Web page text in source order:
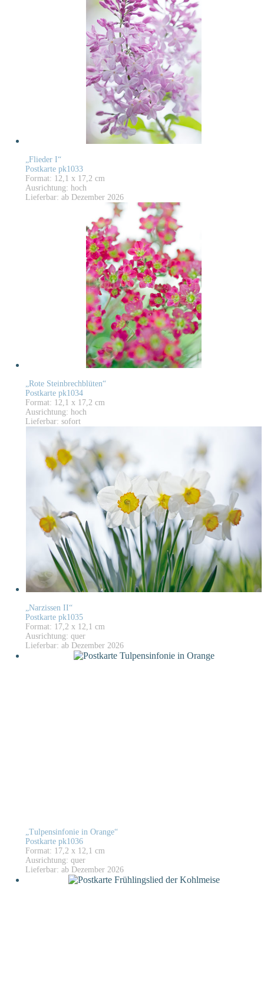
„Flieder I“
Postkarte pk1033
Format: 12,1 x 17,2 cm
Ausrichtung: hoch
Lieferbar: ab Dezember 2026
„Rote Steinbrechblüten“
Postkarte pk1034
Format: 12,1 x 17,2 cm
Ausrichtung: hoch
Lieferbar: sofort
„Narzissen II“
Postkarte pk1035
Format: 17,2 x 12,1 cm
Ausrichtung: quer
Lieferbar: ab Dezember 2026
„Tulpensinfonie in Orange“
Postkarte pk1036
Format: 17,2 x 12,1 cm
Ausrichtung: quer
Lieferbar: ab Dezember 2026